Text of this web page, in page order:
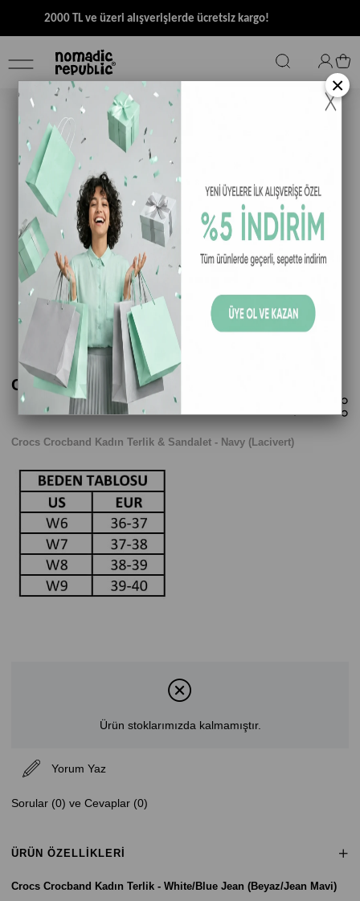
2000 TL ve üzeri alışverişlerde ücretsiz kargo!
Crocs Crocband Kadın Terlik - Beyaz
Crocs Crocband Kadın Terlik & Sandalet - Navy (Lacivert)
Ürün stoklarımızda kalmamıştır.
Yorum Yaz
Sorular (0) ve Cevaplar (0)
ÜRÜN ÖZELLIKLERI
Crocs Crocband Kadın Terlik - White/Blue Jean (Beyaz/Jean Mavi)
×